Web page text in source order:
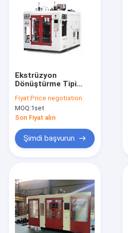
Ürün:% s
Hakkımızda
Fabrika turu
Ekstrüzyon
Dönüştürme Tipi
Otomatik Üfleme
Kalıplama Makinesi
Fiyat:Price negotiation.
MOQ:1set
Son Fiyat alın
Şimdi başvurun